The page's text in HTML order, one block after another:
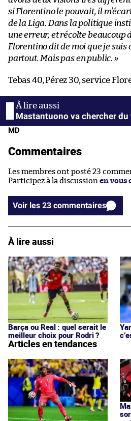
si Florentino le pouvait, il
de la Liga. Dans la politique
une erreur, et récolte beaucoup
Florentino dit de moi que je suis
partout. Mais pas en public. »
Tebas 40, Pérez 30, service
Mastantuono va chercher
MD
Commentaires
Les membres ont posté 23
Participez à la discussion en vous
Voir les 23 commentaires
À lire aussi
Barça ou Real : quel serait le
meilleur choix pour Rodri ?
Articles en tendances